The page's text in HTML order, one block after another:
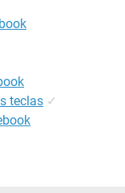
teclas ✓